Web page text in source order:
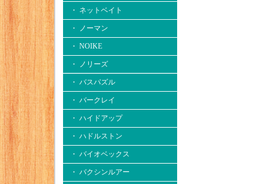
・ ネットベイト
・ ノーマン
・ NOIKE
・ ノリーズ
・ バスパズル
・ バークレイ
・ ハイドアップ
・ ハドルストン
・ バイオベックス
・ バクシンルアー